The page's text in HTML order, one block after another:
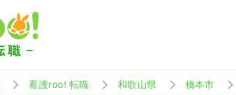
看護roo! 転職 和歌山県 橋本市